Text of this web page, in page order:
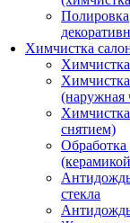
Полировка
Химчистка
(наружная
снятием)
Обработка
стекла